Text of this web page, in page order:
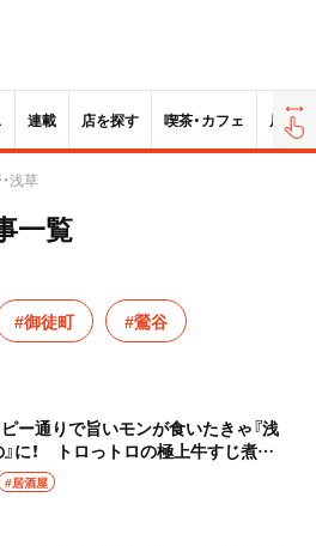
連載 店を探す 喫茶・カフェ 居酒屋
浅草
一覧
#御徒町 #鶯谷
ー通りで旨いモンが食いたきゃ『浅
に！ トロっトロの極上牛すじ煮込
のしめ鯖で虜になること間違いな
#居酒屋